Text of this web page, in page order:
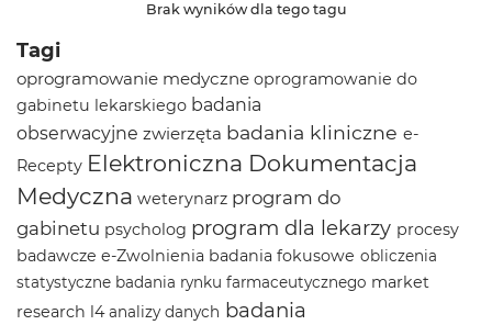
Brak wyników dla tego tagu
Tagi
oprogramowanie medyczne oprogramowanie do
gabinetu lekarskiego badania
obserwacyjne zwierzęta badania kliniczne e-
Recepty Elektroniczna Dokumentacja
Medyczna weterynarz program do
gabinetu psycholog program dla lekarzy procesy
badawcze e-Zwolnienia badania fokusowe obliczenia
statystyczne badania rynku farmaceutycznego market
research l4 analizy danych badania